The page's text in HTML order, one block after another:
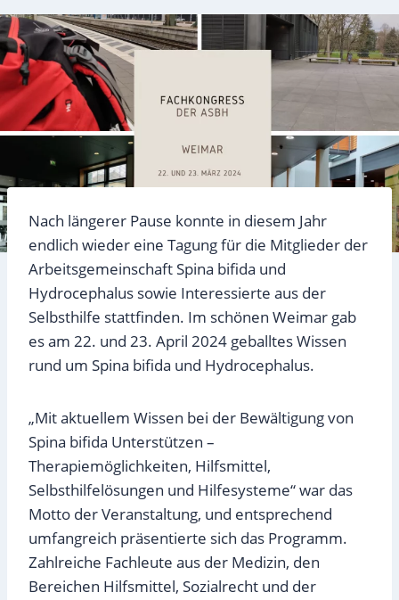
Nach längerer Pause konnte in diesem Jahr
endlich wieder eine Tagung für die Mitglieder der
Arbeitsgemeinschaft Spina bifida und
Hydrocephalus sowie Interessierte aus der
Selbsthilfe stattfinden. Im schönen Weimar gab
es am 22. und 23. April 2024 geballtes Wissen
rund um Spina bifida und Hydrocephalus.
„Mit aktuellem Wissen bei der Bewältigung von
Spina bifida Unterstützen –
Therapiemöglichkeiten, Hilfsmittel,
Selbsthilfelösungen und Hilfesysteme“ war das
Motto der Veranstaltung, und entsprechend
umfangreich präsentierte sich das Programm.
Zahlreiche Fachleute aus der Medizin, den
Bereichen Hilfsmittel, Sozialrecht und der